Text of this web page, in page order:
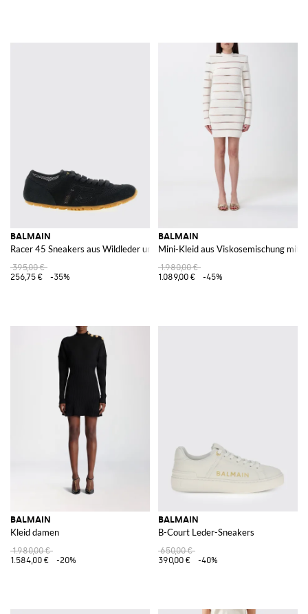
BALMAIN
Racer 45 Sneakers aus Wildleder und perforiertem Mesh
395,00 €
256,75 €
-35%
BALMAIN
Mini-Kleid aus Viskosemischung mit
1.980,00 €
1.089,00 €
-45%
BALMAIN
Kleid damen
1.980,00 €
1.584,00 €
-20%
BALMAIN
B-Court Leder-Sneakers
650,00 €
390,00 €
-40%